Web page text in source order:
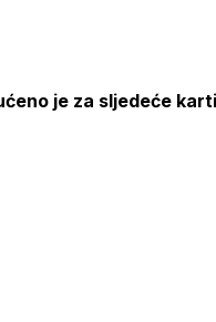
je za sljedeće